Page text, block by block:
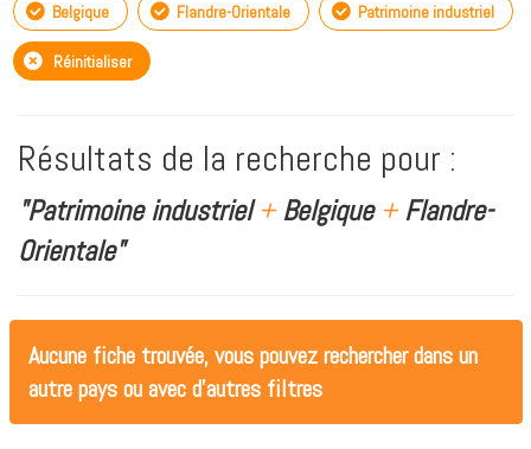
Belgique Flandre-Orientale Patrimoine industriel
Réinitialiser
Résultats de la recherche pour :
"Patrimoine industriel+Belgique +Flandre-
Orientale"
Aucune fiche trouvée, vous pouvez rechercher dans un
autre pays ou avec d'autres filtres